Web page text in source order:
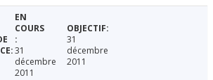
31
décembre
2011
31
décembre
2011